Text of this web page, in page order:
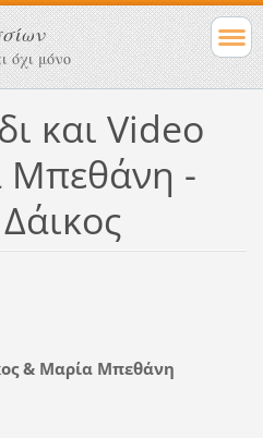
όχι μόνο
και Video
Μπεθάνη -
& Μαρία Μπεθάνη